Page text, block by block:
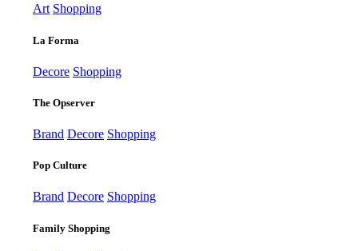
Art Shopping
La Forma
Decore Shopping
The Opserver
Brand Decore Shopping
Pop Culture
Brand Decore Shopping
Family Shopping